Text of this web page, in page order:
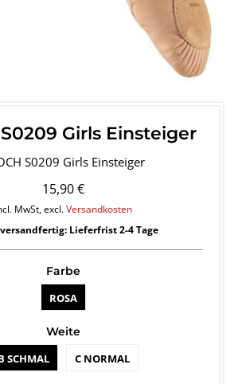
Girls Einsteiger
S0209 Girls Einsteiger
15,90 €
MwSt, excl.Versandkosten
Lieferfrist 2-4 Tage
Farbe
ROSA
Weite
SCHMAL
C NORMAL